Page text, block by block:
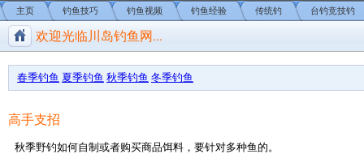
欢迎光临川岛钓鱼网...
主页 钓鱼技巧 钓鱼视频 钓鱼经验 传统钓 台钓竞技钓
春季钓鱼 夏季钓鱼 秋季钓鱼 冬季钓鱼
高手支招
秋季野钓如何自制或者购买商品饵料，要针对多种鱼的。